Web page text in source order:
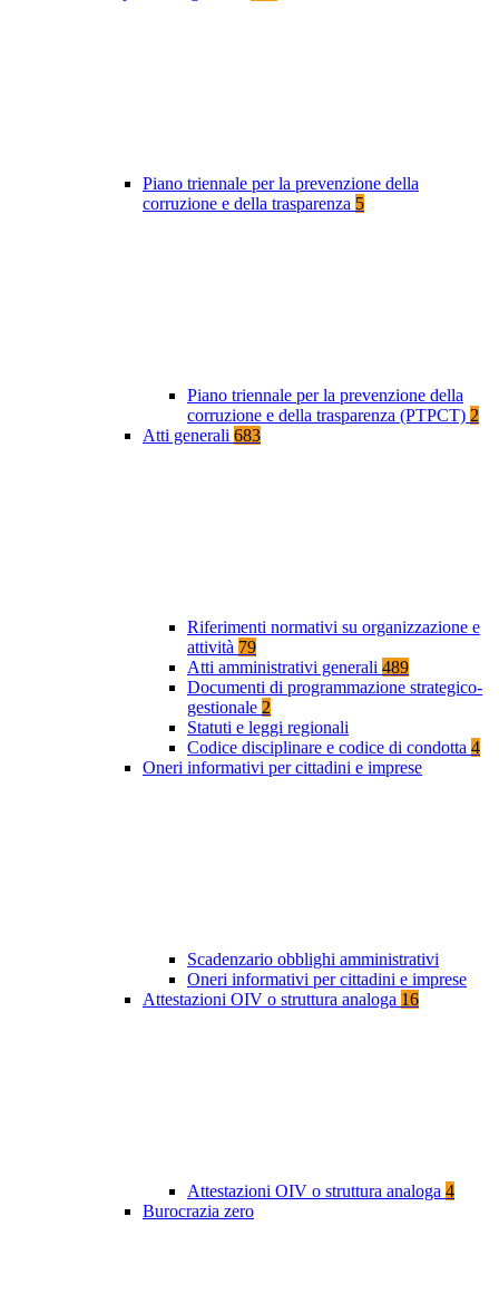
Piano triennale per la prevenzione della
corruzione e della trasparenza 5
Piano triennale per la prevenzione della
corruzione e della trasparenza (PTPCT) 2
Atti generali 683
Riferimenti normativi su organizzazione e
attività 79
Atti amministrativi generali 489
Documenti di programmazione strategico-
gestionale 2
Statuti e leggi regionali
Codice disciplinare e codice di condotta 4
Oneri informativi per cittadini e imprese
Scadenzario obblighi amministrativi
Oneri informativi per cittadini e imprese
Attestazioni OIV o struttura analoga 16
Attestazioni OIV o struttura analoga 4
Burocrazia zero